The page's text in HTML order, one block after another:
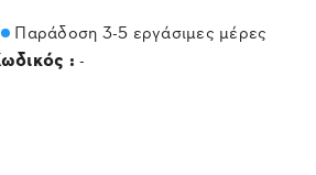
Παράδοση 3-5 εργάσιμες μέρες
: -